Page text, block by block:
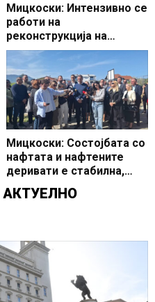
Мицкоски: Интензивно се
работи на
реконструкција на
Универзалната сала,
очекувам да заврши во
предвидениот рок
Мицкоски: Состојбата со
нафтата и нафтените
деривати е стабилна,
Македонија со најевтини
горива во регионот
АКТУЕЛНО